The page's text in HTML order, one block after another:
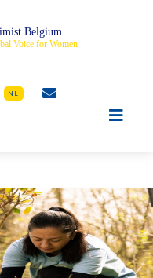
Belgium
Voice for Women
NL